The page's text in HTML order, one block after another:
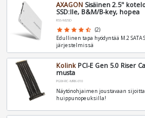
AXAGON Sisäinen 2.5"
SSD:lle, B&M/B-key, hopea
RSS-M2SD
star star star star star_half (2)
Edullinen tapa hyödyntää M.2 SATA
järjestelmissä
Kolink PCI-E Gen 5.0 Riser
musta
PGW-RC-MRK-010
Näytönohjaimen joustavaan
huippunopeuksilla!